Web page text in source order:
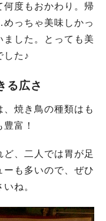
度もおかわり。帰
っちゃ美味しかっ
した。とっても美
した♪
る広さ
焼き鳥の種類はも
富！
ど、二人では胃が足
ーも多いので、ぜひ
ね。